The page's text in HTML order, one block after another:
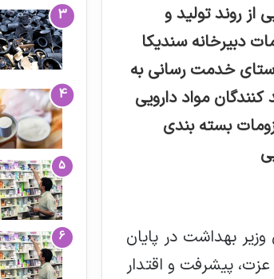
از روند تولید و
دبیرخانه سندیکا
خدمت رسانی به
کنندگان مواد دارویی
بسته بندی
بهداشت در پایان
پیشرفت و اقتدار